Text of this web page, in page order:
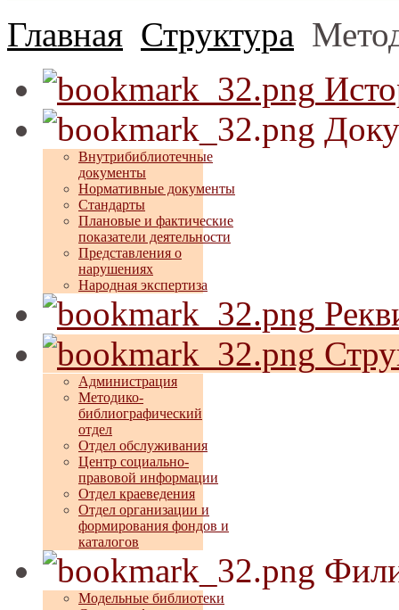
Главная Структура
Внутрибиблиотечные
документы
Нормативные документы
Стандарты
Плановые и фактические
показатели деятельности
Представления о
нарушениях
Народная экспертиза
Администрация
Методико-
библиографический
отдел
Отдел обслуживания
Центр социально-
правовой информации
Отдел краеведения
Отдел организации и
формирования фондов и
каталогов
Модельные библиотеки